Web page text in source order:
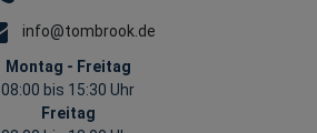
info@tombrook.de
Montag - Freitag
08:00 bis 15:30 Uhr
Freitag